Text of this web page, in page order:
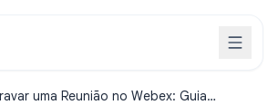
uma Reunião no Webex: Guia